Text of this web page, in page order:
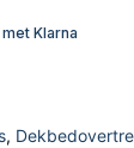
Klarna
,